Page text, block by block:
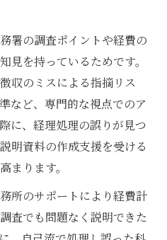
安心経営を実現する会
相談で調査リスクを減ら
署の調査ポイントや経費の
見を持っているためです。
収のミスによる指摘リス
など、専門的な視点でのア
に、経理処理の誤りが見つ
明資料の作成支援を受ける
まります。
所のサポートにより経費計
査でも問題なく説明できた